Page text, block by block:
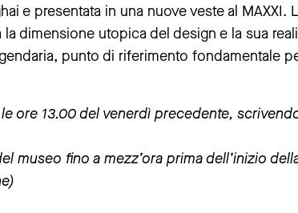
e presentata in una nuove veste al MAXXI.
dimensione utopica del design e la sua
punto di riferimento fondamentale
ore 13.00 del venerdì precedente,
museo fino a mezz’ora prima dell’inizio